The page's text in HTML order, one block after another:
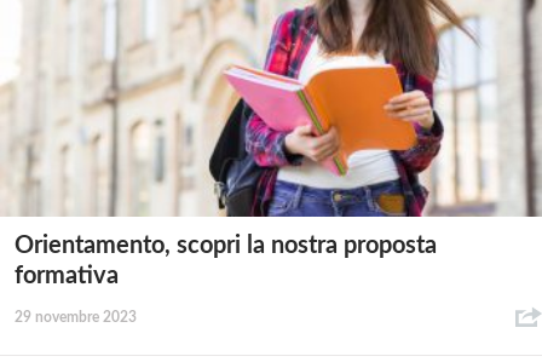
Orientamento, scopri la nostra proposta
formativa
29 novembre 2023